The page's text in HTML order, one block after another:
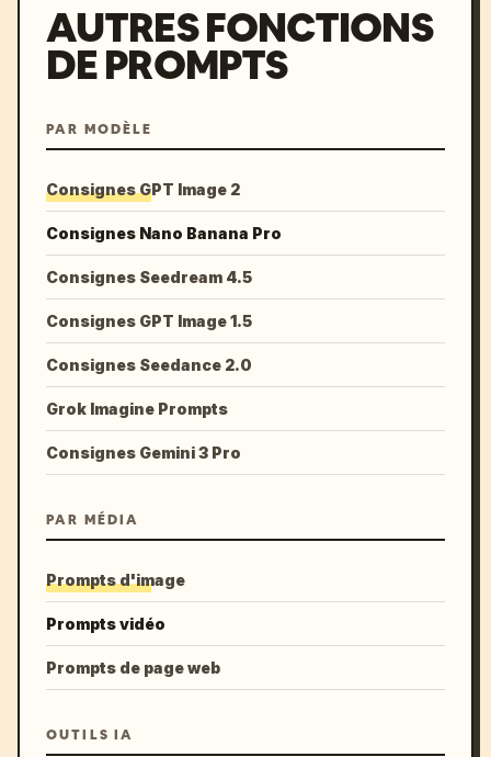
AUTRES FONCTIONS
DE PROMPTS
PAR MODÈLE
Consignes GPT Image 2
Consignes Nano Banana Pro
Consignes Seedream 4.5
Consignes GPT Image 1.5
Consignes Seedance 2.0
Grok Imagine Prompts
Consignes Gemini 3 Pro
PAR MÉDIA
Prompts d'image
Prompts vidéo
Prompts de page web
OUTILS IA